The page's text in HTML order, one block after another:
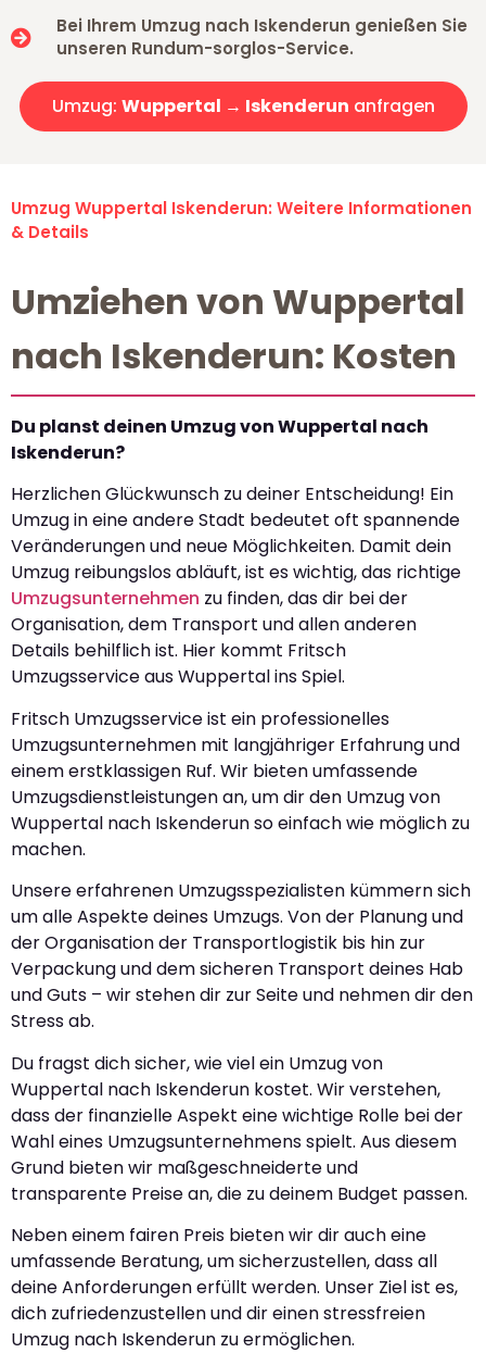
Bei Ihrem Umzug nach Iskenderun genießen Sie
unseren Rundum-sorglos-Service.
Umzug: Wuppertal → Iskenderun anfragen
Umzug Wuppertal Iskenderun: Weitere Informationen
& Details
Umziehen von Wuppertal
nach Iskenderun: Kosten
Du planst deinen Umzug von Wuppertal nach
Iskenderun?
Herzlichen Glückwunsch zu deiner Entscheidung! Ein
Umzug in eine andere Stadt bedeutet oft spannende
Veränderungen und neue Möglichkeiten. Damit dein
Umzug reibungslos abläuft, ist es wichtig, das richtige
Umzugsunternehmen zu finden, das dir bei der
Organisation, dem Transport und allen anderen
Details behilflich ist. Hier kommt Fritsch
Umzugsservice aus Wuppertal ins Spiel.
Fritsch Umzugsservice ist ein professionelles
Umzugsunternehmen mit langjähriger Erfahrung und
einem erstklassigen Ruf. Wir bieten umfassende
Umzugsdienstleistungen an, um dir den Umzug von
Wuppertal nach Iskenderun so einfach wie möglich zu
machen.
Unsere erfahrenen Umzugsspezialisten kümmern sich
um alle Aspekte deines Umzugs. Von der Planung und
der Organisation der Transportlogistik bis hin zur
Verpackung und dem sicheren Transport deines Hab
und Guts – wir stehen dir zur Seite und nehmen dir den
Stress ab.
Du fragst dich sicher, wie viel ein Umzug von
Wuppertal nach Iskenderun kostet. Wir verstehen,
dass der finanzielle Aspekt eine wichtige Rolle bei der
Wahl eines Umzugsunternehmens spielt. Aus diesem
Grund bieten wir maßgeschneiderte und
transparente Preise an, die zu deinem Budget passen.
Neben einem fairen Preis bieten wir dir auch eine
umfassende Beratung, um sicherzustellen, dass all
deine Anforderungen erfüllt werden. Unser Ziel ist es,
dich zufriedenzustellen und dir einen stressfreien
Umzug nach Iskenderun zu ermöglichen.